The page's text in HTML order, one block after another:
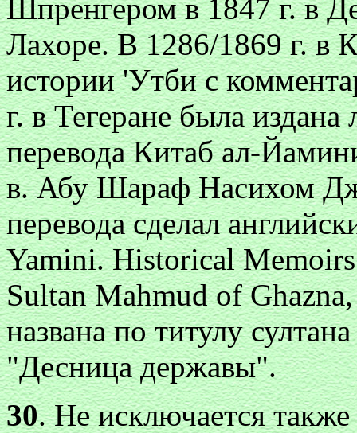
Шпренгером в 1847 г. в
Лахоре. В 1286/1869 г. в
истории 'Утби с
г. в Тегеране была
перевода Китаб ал-
в. Абу Шараф Насихом
перевода сделал
Yamini. Historical
Sultan Mahmud of
названа по титулу
"Десница державы".
30. Не исключается